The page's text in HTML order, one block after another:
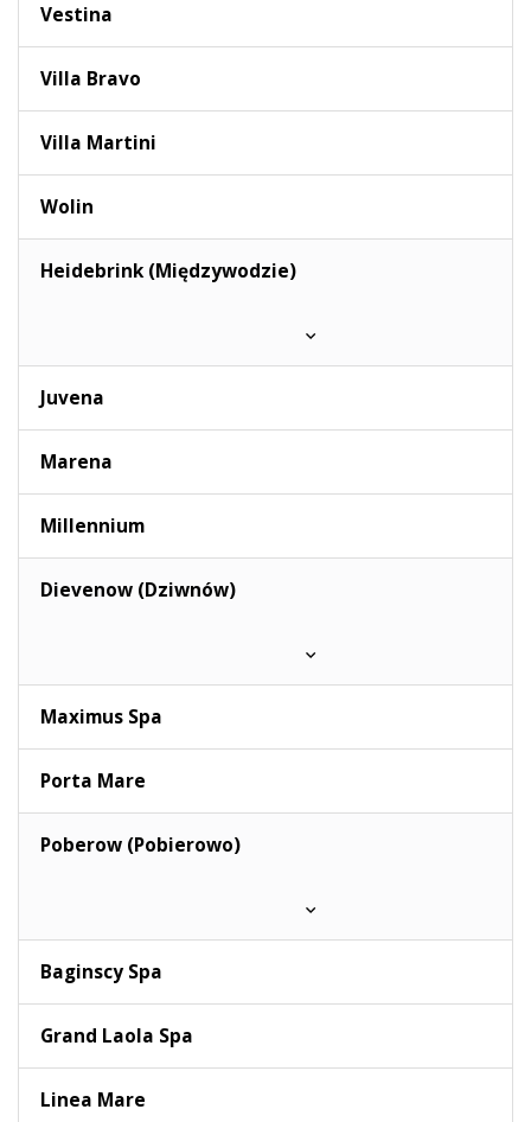
Vestina
Villa Bravo
Villa Martini
Wolin
Heidebrink (Międzywodzie)
Juvena
Marena
Millennium
Dievenow (Dziwnów)
Maximus Spa
Porta Mare
Poberow (Pobierowo)
Baginscy Spa
Grand Laola Spa
Linea Mare